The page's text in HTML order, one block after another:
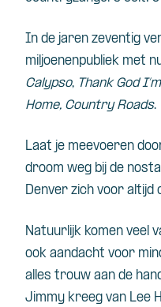
In de jaren zeventig
miljoenenpubliek met
Calypso, Thank God
Home, Country Roads.
Laat je meevoeren
droom weg bij de
Denver zich voor altijd
Natuurlijk komen veel
ook aandacht voor
alles trouw aan de
Jimmy kreeg van Lee